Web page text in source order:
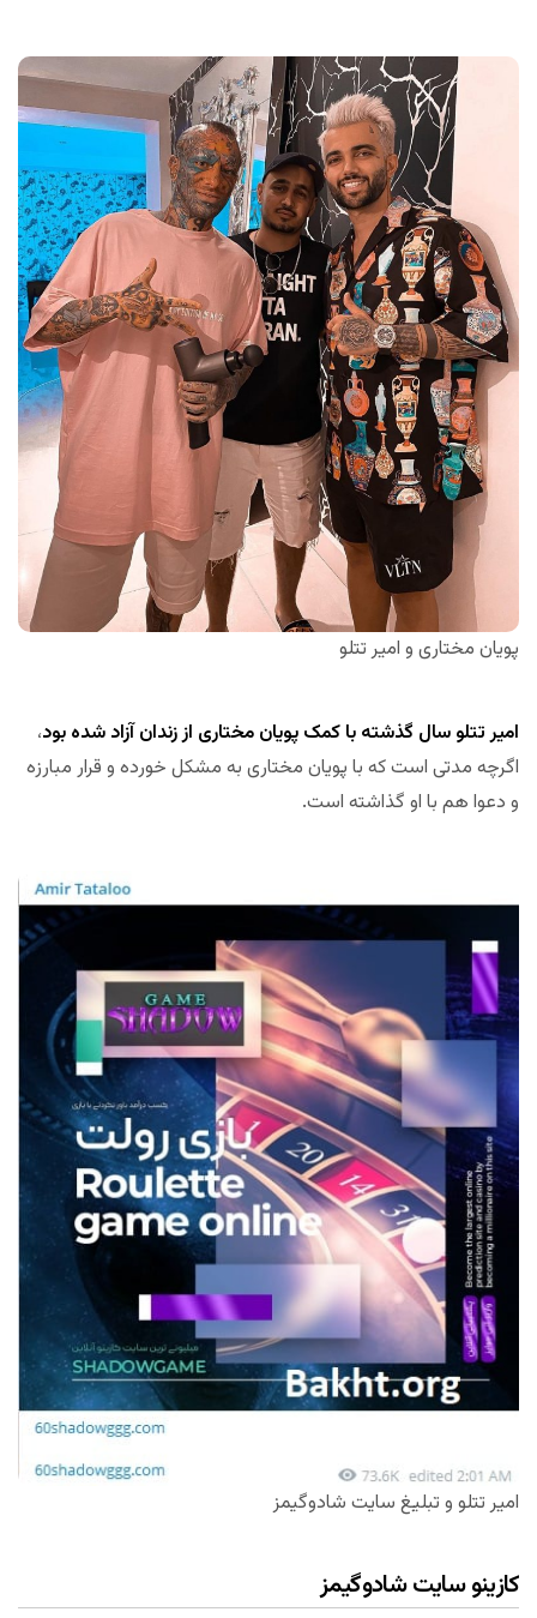
پویان مختاری و امیر تتلو
امیر تتلو سال گذشته با کمک پویان مختاری از زندان آزاد شده بود،
اگرچه مدتی است که با پویان مختاری به مشکل خورده و قرار مبارزه
و دعوا هم با او گذاشته است.
امیر تتلو و تبلیغ سایت شادوگیمز
کازینو سایت شادوگیمز